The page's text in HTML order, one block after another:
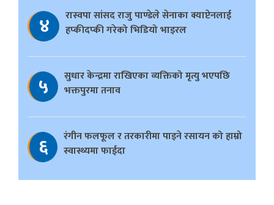
४
रास्वपा सांसद राजु पाण्डेले सेनाका क्याप्टेनलाई
हप्कीदप्की गरेको भिडियो भाइरल
५
सुधार केन्द्रमा राखिएका व्यक्तिको मृत्यु भएपछि
भक्तपुरमा तनाव
६
रंगीन फलफूल र तरकारीमा पाइने रसायन को हाम्रो
स्वास्थ्यमा फाईदा